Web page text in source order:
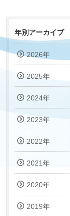
年別アーカイブ
2026年
2025年
2024年
2023年
2022年
2021年
2020年
2019年